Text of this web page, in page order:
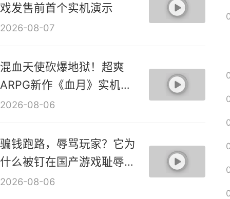
戏发售前首个实机演示
2026-08-07
混血天使砍爆地狱！超爽
ARPG新作《血月》实机演
示视频
2026-08-06
骗钱跑路，辱骂玩家？它为
什么被钉在国产游戏耻辱柱
上？【是个人物10】
2026-08-06